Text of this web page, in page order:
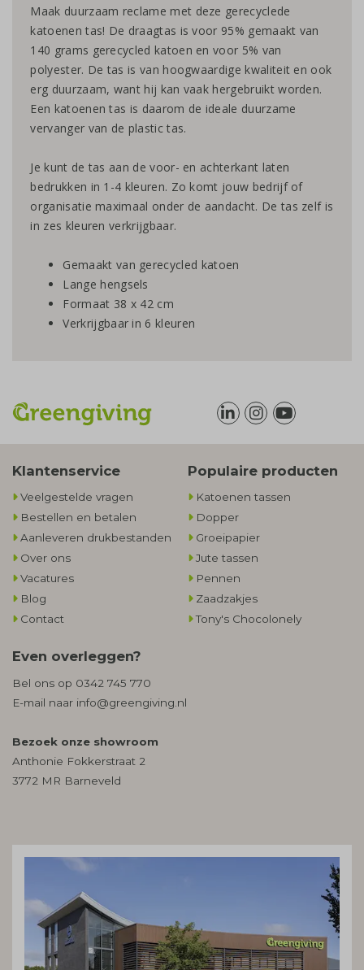
Maak duurzaam reclame met deze gerecyclede
katoenen tas! ​​​​​​De draagtas is voor 95% gemaakt van
140 grams gerecycled katoen en voor 5% van
polyester. De tas is van hoogwaardige kwaliteit en ook
erg duurzaam, want hij kan vaak hergebruikt worden.
Een katoenen tas is daarom de ideale duurzame
vervanger van de plastic tas.
Je kunt de tas aan de voor- en achterkant laten
bedrukken in 1-4 kleuren. Zo komt jouw bedrijf of
organisatie maximaal onder de aandacht. De tas zelf is
in zes kleuren verkrijgbaar.
Gemaakt van gerecycled katoen
Lange hengsels
Formaat 38 x 42 cm
Verkrijgbaar in 6 kleuren
Klantenservice
Veelgestelde vragen
Bestellen en betalen
Aanleveren drukbestanden
Over ons
Vacatures
Blog
Contact
Populaire producten
Katoenen tassen
Dopper
Groeipapier
Jute tassen
Pennen
Zaadzakjes
Tony's Chocolonely
Even overleggen?
Bel ons op 0342 745 770
E-mail naar info@greengiving.nl
Bezoek onze showroom
Anthonie Fokkerstraat 2
3772 MR Barneveld